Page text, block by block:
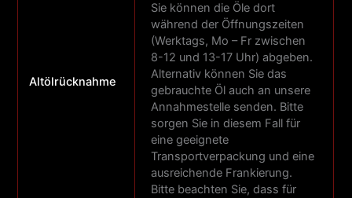
Altölrücknahme
Sie können die Öle dort
während der Öffnungszeiten
(Werktags, Mo – Fr zwischen
8-12 und 13-17 Uhr) abgeben.
Alternativ können Sie das
gebrauchte Öl auch an unsere
Annahmestelle senden. Bitte
sorgen Sie in diesem Fall für
eine geeignete
Transportverpackung und eine
ausreichende Frankierung.
Bitte beachten Sie, dass für